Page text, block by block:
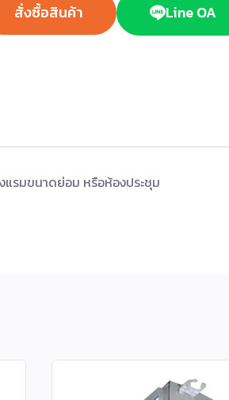
สั่งซื้อสินค้า Line OA
รมขนาดย่อม หรือห้องประชุม